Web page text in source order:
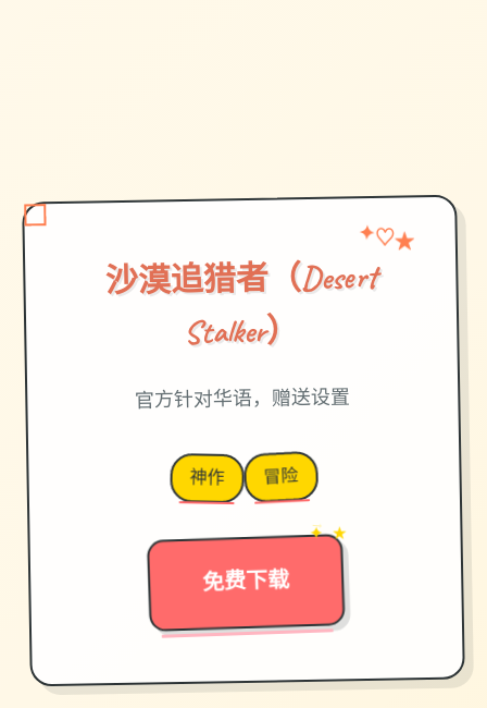
沙漠追猎者（Desert
Stalker）
✦♡★
官方针对华语，赠送设置
神作 冒险
免费下载
→
✦ ★